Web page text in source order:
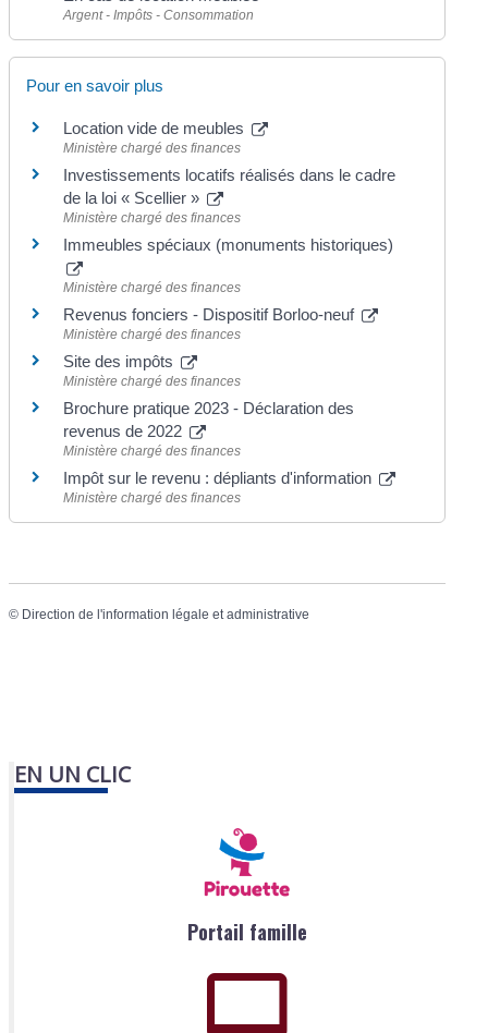
Argent - Impôts - Consommation
Pour en savoir plus
Location vide de meubles
Ministère chargé des finances
Investissements locatifs réalisés dans le cadre
de la loi « Scellier »
Ministère chargé des finances
Immeubles spéciaux (monuments historiques)
Ministère chargé des finances
Revenus fonciers - Dispositif Borloo-neuf
Ministère chargé des finances
Site des impôts
Ministère chargé des finances
Brochure pratique 2023 - Déclaration des
revenus de 2022
Ministère chargé des finances
Impôt sur le revenu : dépliants d'information
Ministère chargé des finances
© Direction de l'information légale et administrative
EN UN CLIC
Portail famille